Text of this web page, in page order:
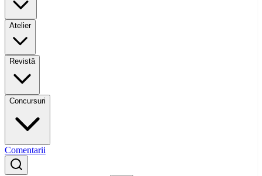
Atelier
Revistă
Concursuri
Comentarii